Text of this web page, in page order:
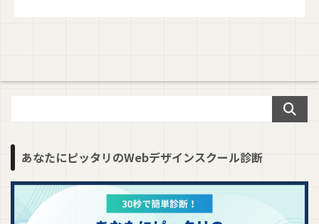
あなたにピッタリのWebデザインスクール診断